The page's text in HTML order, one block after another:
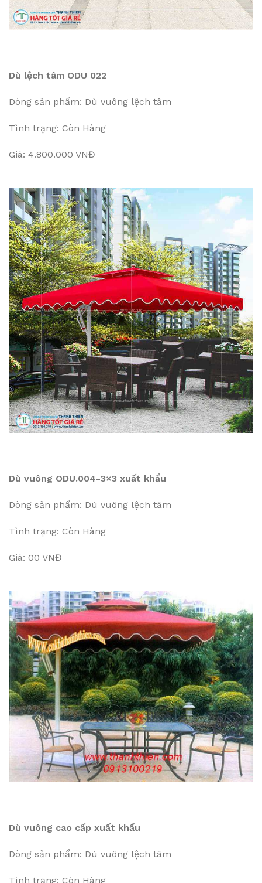
Dù lệch tâm ODU 022
Dòng sản phẩm: Dù vuông lệch tâm
Tình trạng: Còn Hàng
Giá: 4.800.000 VNĐ
Dù vuông ODU.004-3×3 xuất khẩu
Dòng sản phẩm: Dù vuông lệch tâm
Tình trạng: Còn Hàng
Giá: 00 VNĐ
Dù vuông cao cấp xuất khẩu
Dòng sản phẩm: Dù vuông lệch tâm
Tình trạng: Còn Hàng